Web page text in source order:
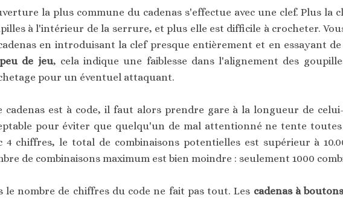
la plus commune du cadenas s'effectue avec une clef. Plus la
à l'intérieur de la serrure, et plus elle est difficile à crocheter.
en introduisant la clef presque entièrement et en essayant
de jeu, cela indique une faiblesse dans l'alignement des
pour un éventuel attaquant.
cadenas est à code, il faut alors prendre gare à la longueur de
pour éviter que quelqu'un de mal attentionné ne tente toutes
4 chiffres, le total de combinaisons potentielles est supérieur à
de combinaisons maximum est bien moindre : seulement 1000
le nombre de chiffres du code ne fait pas tout. Les cadenas à